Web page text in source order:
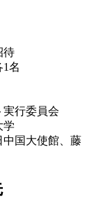
待
名
行委員会
学
国大使館、藤